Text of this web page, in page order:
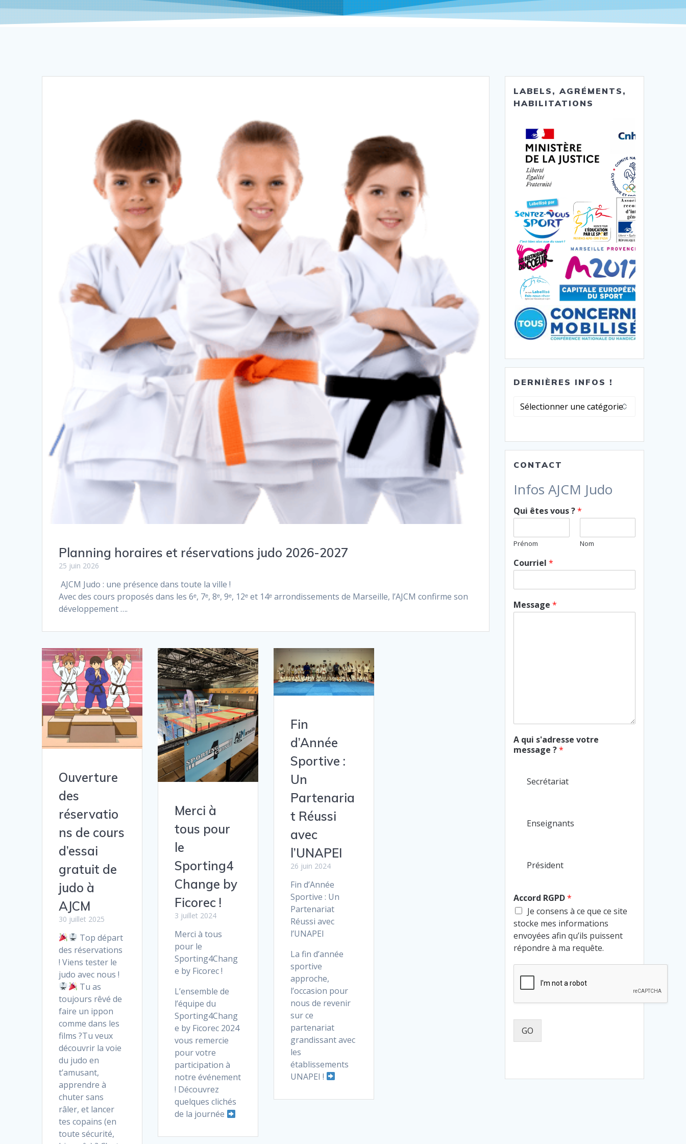
Planning horaires et réservations judo 2026-2027
25 juin 2026
AJCM Judo : une présence dans toute la ville !
Avec des cours proposés dans les 6ᵉ, 7ᵉ, 8ᵉ, 9ᵉ, 12ᵉ et 14ᵉ arrondissements de Marseille, l’AJCM confirme son
développement ….
Ouverture
des
réservatio
ns de cours
d’essai
gratuit de
judo à
AJCM
30 juillet 2025
Top départ
des réservations
! Viens tester le
judo avec nous !
Tu as
toujours rêvé de
faire un ippon
comme dans les
films ?Tu veux
découvrir la voie
du judo en
t’amusant,
apprendre à
chuter sans
râler, et lancer
tes copains (en
toute sécurité,
Merci à
tous pour
le
Sporting4
Change by
Ficorec !
3 juillet 2024
Merci à tous
pour le
Sporting4Chang
e by Ficorec !
L’ensemble de
l’équipe du
Sporting4Chang
e by Ficorec 2024
vous remercie
pour votre
participation à
notre événement
! Découvrez
quelques clichés
de la journée
Fin
d’Année
Sportive :
Un
Partenaria
t Réussi
avec
l’UNAPEI
26 juin 2024
Fin d’Année
Sportive : Un
Partenariat
Réussi avec
l’UNAPEI
La fin d’année
sportive
approche,
l’occasion pour
nous de revenir
sur ce
partenariat
grandissant avec
les
établissements
UNAPEI !
LABELS, AGRÉMENTS,
HABILITATIONS
DERNIÈRES INFOS !
Dernières
CONTACT
Infos AJCM Judo
Qui êtes vous ?*
Prénom Nom
Courriel*
Message*
A qui s'adresse votre
message ?*
Secrétariat
Enseignants
Président
Accord RGPD*
Je consens à ce que ce site
stocke mes informations
envoyées afin qu’ils puissent
répondre à ma requête.
GO